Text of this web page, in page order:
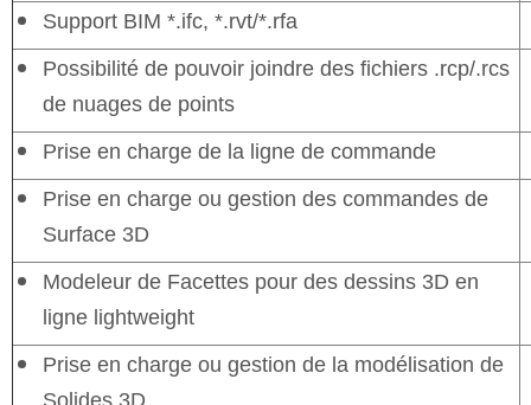
Support BIM *.ifc, *.rvt/*.rfa
Possibilité de pouvoir joindre des fichiers .rcp/.rcs
de nuages de points
Prise en charge de la ligne de commande
Prise en charge ou gestion des commandes de
Surface 3D
Modeleur de Facettes pour des dessins 3D en
ligne lightweight
Prise en charge ou gestion de la modélisation de